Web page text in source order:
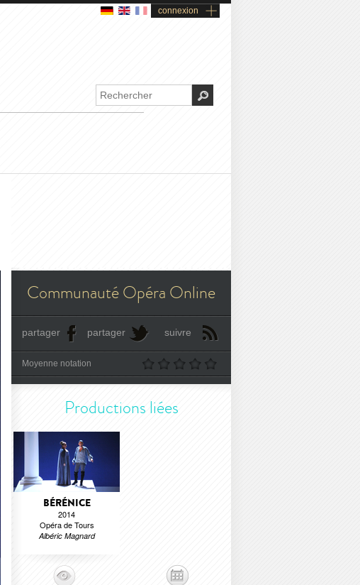
connexion
Communauté Opéra Online
partager partager suivre
Moyenne notation
Productions liées
BÉRÉNICE
2014
Opéra de Tours
Albéric Magnard